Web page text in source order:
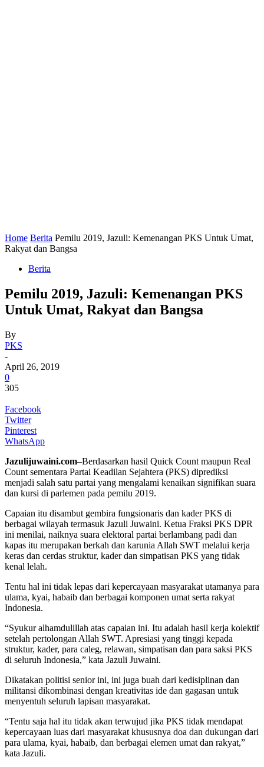
Home Berita Pemilu 2019, Jazuli: Kemenangan PKS Untuk Umat,
Rakyat dan Bangsa
Berita
Pemilu 2019, Jazuli: Kemenangan PKS
Untuk Umat, Rakyat dan Bangsa
By
PKS
-
April 26, 2019
0
305
Facebook
Twitter
Pinterest
WhatsApp
Jazulijuwaini.com–Berdasarkan hasil Quick Count maupun Real
Count sementara Partai Keadilan Sejahtera (PKS) diprediksi
menjadi salah satu partai yang mengalami kenaikan signifikan suara
dan kursi di parlemen pada pemilu 2019.
Capaian itu disambut gembira fungsionaris dan kader PKS di
berbagai wilayah termasuk Jazuli Juwaini. Ketua Fraksi PKS DPR
ini menilai, naiknya suara elektoral partai berlambang padi dan
kapas itu merupakan berkah dan karunia Allah SWT melalui kerja
keras dan cerdas struktur, kader dan simpatisan PKS yang tidak
kenal lelah.
Tentu hal ini tidak lepas dari kepercayaan masyarakat utamanya para
ulama, kyai, habaib dan berbagai komponen umat serta rakyat
Indonesia.
“Syukur alhamdulillah atas capaian ini. Itu adalah hasil kerja kolektif
setelah pertolongan Allah SWT. Apresiasi yang tinggi kepada
struktur, kader, para caleg, relawan, simpatisan dan para saksi PKS
di seluruh Indonesia,” kata Jazuli Juwaini.
Dikatakan politisi senior ini, ini juga buah dari kedisiplinan dan
militansi dikombinasi dengan kreativitas ide dan gagasan untuk
menyentuh seluruh lapisan masyarakat.
“Tentu saja hal itu tidak akan terwujud jika PKS tidak mendapat
kepercayaan luas dari masyarakat khususnya doa dan dukungan dari
para ulama, kyai, habaib, dan berbagai elemen umat dan rakyat,”
kata Jazuli.